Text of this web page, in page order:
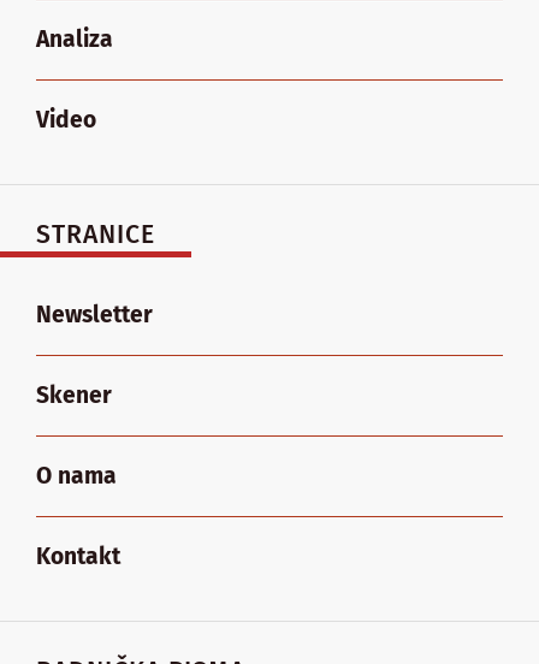
Analiza
Video
STRANICE
Newsletter
Skener
O nama
Kontakt